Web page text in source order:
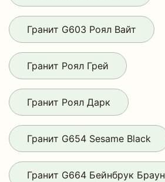
Гранит G603 Роял Вайт
Гранит Роял Грей
Гранит Роял Дарк
Гранит G654 Sesame Black
Гранит G664 Бейнбрук Браун